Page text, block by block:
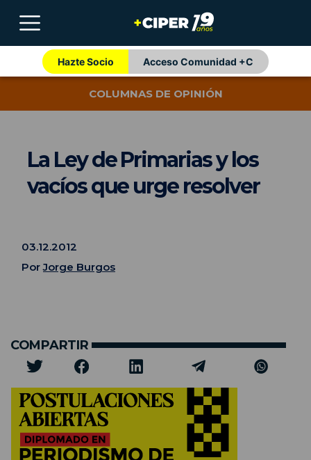
Hazte Socio Acceso Comunidad +C
COLUMNAS DE OPINIÓN
La Ley de Primarias y los
vacíos que urge resolver
03.12.2012
PorJorge Burgos
COMPARTIR